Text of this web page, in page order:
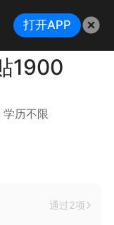
1900
学历不限
通过2项
打开APP